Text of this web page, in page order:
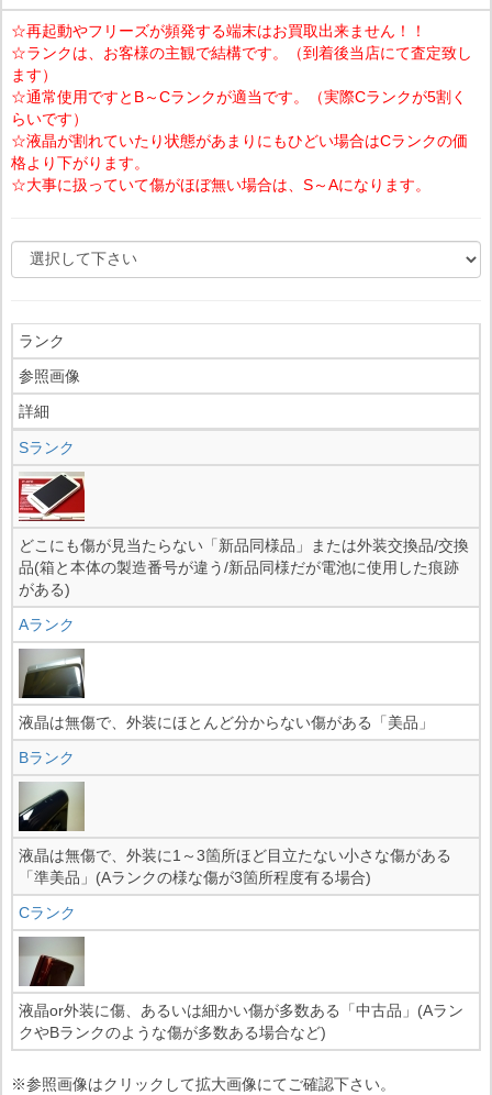
☆再起動やフリーズが頻発する端末はお買取出来ません！！
☆ランクは、お客様の主観で結構です。（到着後当店にて査定致し
ます）
☆通常使用ですとB～Cランクが適当です。（実際Cランクが5割く
らいです）
☆液晶が割れていたり状態があまりにもひどい場合はCランクの価
格より下がります。
☆大事に扱っていて傷がほぼ無い場合は、S～Aになります。
ランク
参照画像
詳細
Sランク
どこにも傷が見当たらない「新品同様品」または外装交換品/交換
品(箱と本体の製造番号が違う/新品同様だが電池に使用した痕跡
がある)
Aランク
液晶は無傷で、外装にほとんど分からない傷がある「美品」
Bランク
液晶は無傷で、外装に1～3箇所ほど目立たない小さな傷がある
「準美品」(Aランクの様な傷が3箇所程度有る場合)
Cランク
液晶or外装に傷、あるいは細かい傷が多数ある「中古品」(Aラン
クやBランクのような傷が多数ある場合など)
※参照画像はクリックして拡大画像にてご確認下さい。